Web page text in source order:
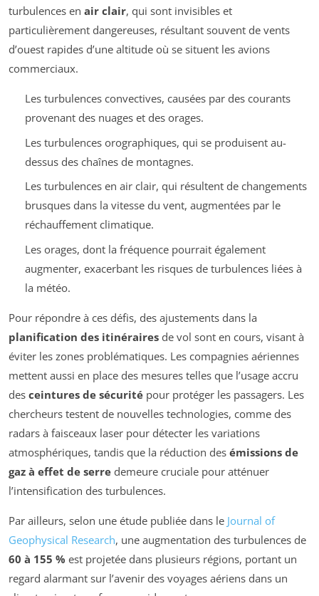
turbulences en air clair, qui sont invisibles et
particulièrement dangereuses, résultant souvent de vents
d’ouest rapides d’une altitude où se situent les avions
commerciaux.
Les turbulences convectives, causées par des courants
provenant des nuages et des orages.
Les turbulences orographiques, qui se produisent au-
dessus des chaînes de montagnes.
Les turbulences en air clair, qui résultent de changements
brusques dans la vitesse du vent, augmentées par le
réchauffement climatique.
Les orages, dont la fréquence pourrait également
augmenter, exacerbant les risques de turbulences liées à
la météo.
Pour répondre à ces défis, des ajustements dans la
planification des itinéraires de vol sont en cours, visant à
éviter les zones problématiques. Les compagnies aériennes
mettent aussi en place des mesures telles que l’usage accru
des ceintures de sécurité pour protéger les passagers. Les
chercheurs testent de nouvelles technologies, comme des
radars à faisceaux laser pour détecter les variations
atmosphériques, tandis que la réduction des émissions de
gaz à effet de serre demeure cruciale pour atténuer
l’intensification des turbulences.
Par ailleurs, selon une étude publiée dans le Journal of
Geophysical Research, une augmentation des turbulences de
60 à 155 % est projetée dans plusieurs régions, portant un
regard alarmant sur l’avenir des voyages aériens dans un